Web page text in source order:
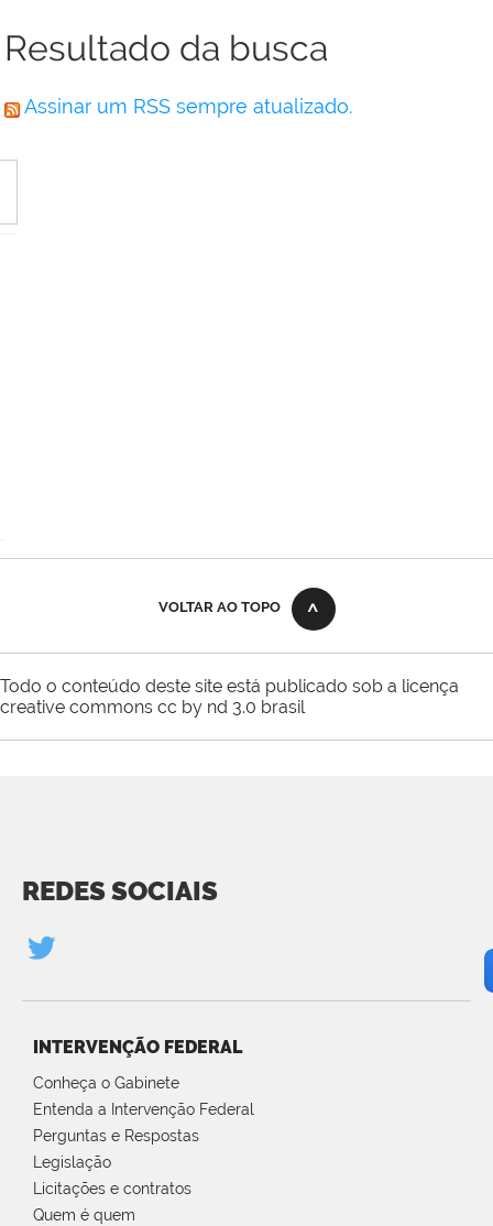
Resultado da busca
Assinar um RSS sempre atualizado.
VOLTAR AO TOPO
Todo o conteúdo deste site está publicado sob a licença
creative commons cc by nd 3.0 brasil
REDES SOCIAIS
INTERVENÇÃO FEDERAL
Conheça o Gabinete
Entenda a Intervenção Federal
Perguntas e Respostas
Legislação
Licitações e contratos
Quem é quem